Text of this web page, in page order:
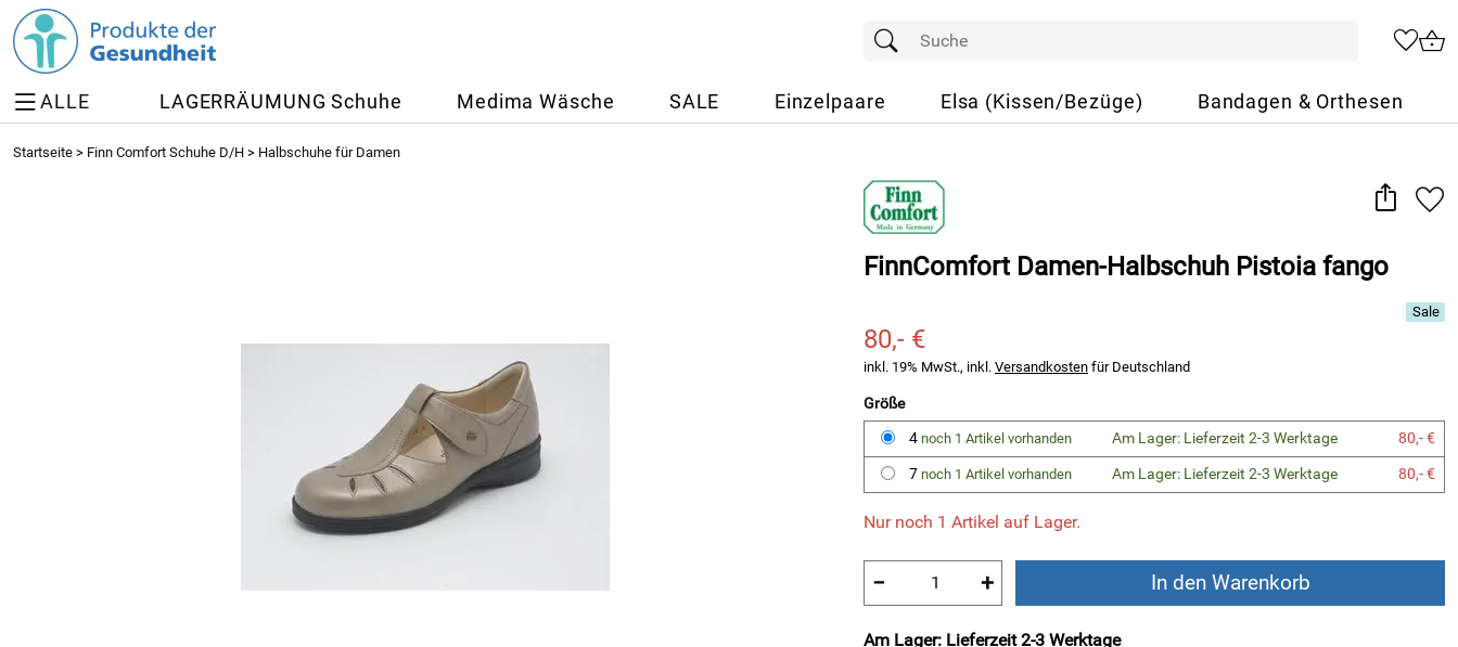
ALLE LAGERRÄUMUNG Schuhe Medima Wäsche SALE Einzelpaare Elsa (Kissen/Bezüge) Bandagen & Orthesen
Startseite > Finn Comfort Schuhe D/H > Halbschuhe für Damen
FinnComfort Damen-Halbschuh Pistoia fango
80,- €
inkl. 19% MwSt., inkl. Versandkosten für Deutschland
Größe
4 noch 1 Artikel vorhanden Am Lager: Lieferzeit 2-3 Werktage
80,- €
7 noch 1 Artikel vorhanden Am Lager: Lieferzeit 2-3 Werktage 80,- €
Nur noch 1 Artikel auf Lager.
− + In den Warenkorb
Am Lager: Lieferzeit 2-3 Werktage